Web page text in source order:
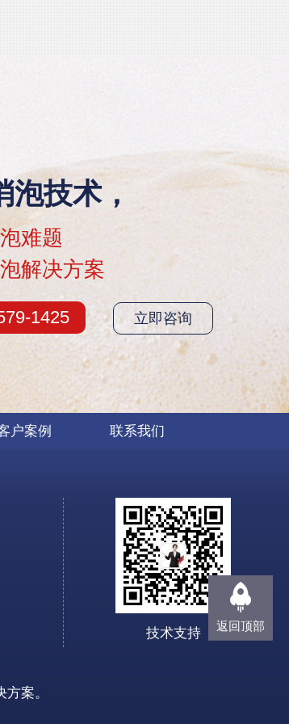
泡技术，
难题
解决方案
1425 立即咨询
户案例 联系我们
技术支持
案。
返回顶部